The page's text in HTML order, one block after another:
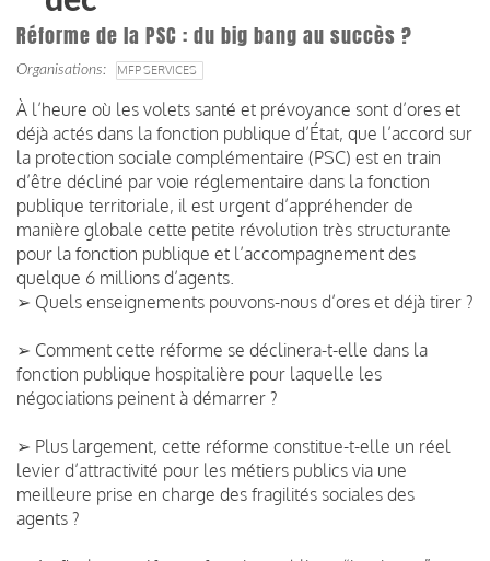
Réforme de la PSC : du big bang au succès ?
Organisations MFP SERVICES
À l’heure où les volets santé et prévoyance sont d’ores et
déjà actés dans la fonction publique d’État, que l’accord sur
la protection sociale complémentaire (PSC) est en train
d’être décliné par voie réglementaire dans la fonction
publique territoriale, il est urgent d’appréhender de
manière globale cette petite révolution très structurante
pour la fonction publique et l’accompagnement des
quelque 6 millions d’agents.
➢ Quels enseignements pouvons-nous d’ores et déjà tirer ?
➢ Comment cette réforme se déclinera-t-elle dans la
fonction publique hospitalière pour laquelle les
négociations peinent à démarrer ?
➢ Plus largement, cette réforme constitue-t-elle un réel
levier d’attractivité pour les métiers publics via une
meilleure prise en charge des fragilités sociales des
agents ?